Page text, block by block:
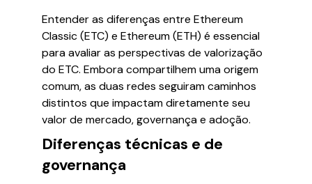
Entender as diferenças entre Ethereum
Classic (ETC) e Ethereum (ETH) é essencial
para avaliar as perspectivas de valorização
do ETC. Embora compartilhem uma origem
comum, as duas redes seguiram caminhos
distintos que impactam diretamente seu
valor de mercado, governança e adoção.
Diferenças técnicas e de
governança